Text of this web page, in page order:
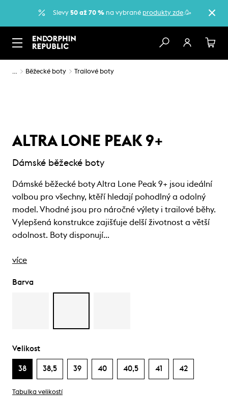
Slevy 50 až 70 % na vybrané produkty zde.🥳
… Běžecké boty Trailové boty
ALTRA LONE PEAK 9+
Dámské běžecké boty
Dámské běžecké boty Altra Lone Peak 9+ jsou ideální
volbou pro všechny, ktěří hledají pohodlný a odolný
model. Vhodné jsou pro náročné výlety i trailové běhy.
Vylepšená konstrukce zajišťuje delší životnost a větší
odolnost. Boty disponují…
více
Barva
Velikost
38 38,5 39 40 40,5 41 42
Tabulka velikostí